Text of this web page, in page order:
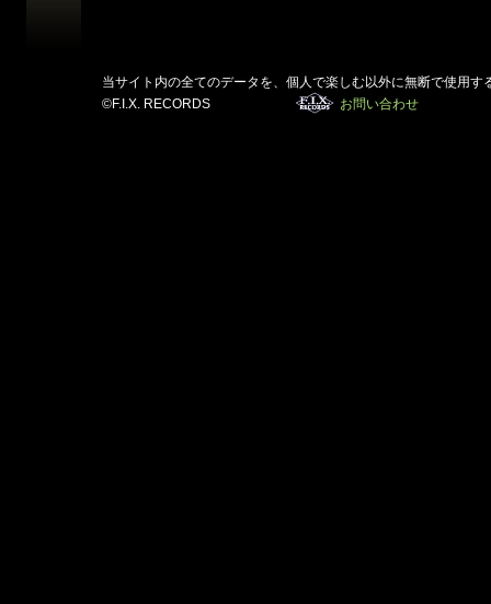
当サイト内の全てのデータを、個人で楽しむ以外に無断で使用す
©F.I.X. RECORDS
お問い合わせ